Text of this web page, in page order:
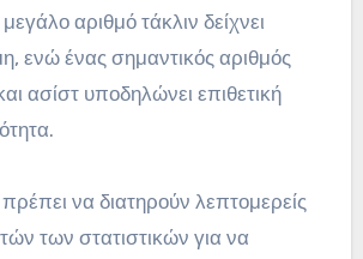
αριθμό τάκλιν δείχνει
ενώ ένας σημαντικός αριθμός
ασίστ υποδηλώνει επιθετική
να διατηρούν λεπτομερείς
των στατιστικών για να